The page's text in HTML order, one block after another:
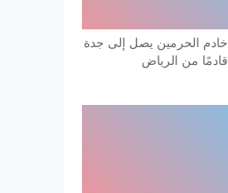
خادم الحرمين يصل إلى جدة
قادمًا من الرياض